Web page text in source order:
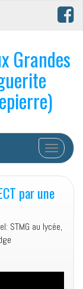
Grandes
Afficher/
par une
STMG au lycée,